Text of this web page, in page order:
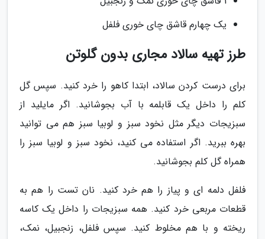
یک چهارم قاشق چای خوری فلفل
طرز تهیه سالاد مجاری بدون گلوتن
برای درست کردن سالاد، ابتدا کاهو را خرد کنید. سپس گل
کلم را داخل یک قابلمه با آب بجوشانید. اگر مایلید از
سبزیجات دیگر مثل نخود سبز و لوبیا سبز هم می توانید
بهره ببرید. اگر استفاده می کنید، نخود سبز و لوبیا سبز را
همراه گل کلم بجوشانید.
فلفل دلمه ای و پیاز را هم خرد کنید. نان تست را هم به
قطعات مربعی خرد کنید. همه سبزیجات را داخل یک کاسه
ریخته و با هم مخلوط کنید. سپس فلفل، زنجبیل، نمک،